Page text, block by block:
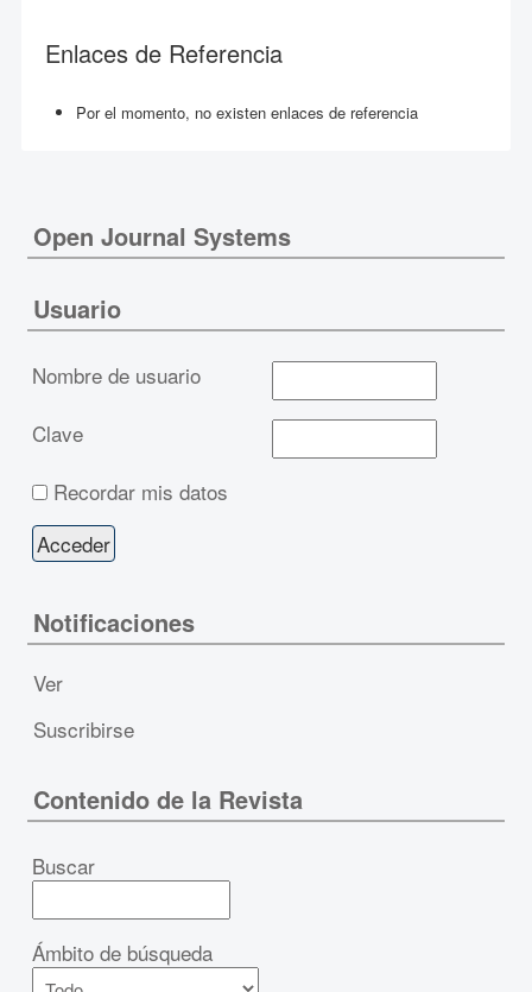
Enlaces de Referencia
Por el momento, no existen enlaces de referencia
Open Journal Systems
Usuario
Nombre de usuario
Clave
Recordar mis datos
Notificaciones
Ver
Suscribirse
Contenido de la Revista
Buscar
Ámbito de búsqueda